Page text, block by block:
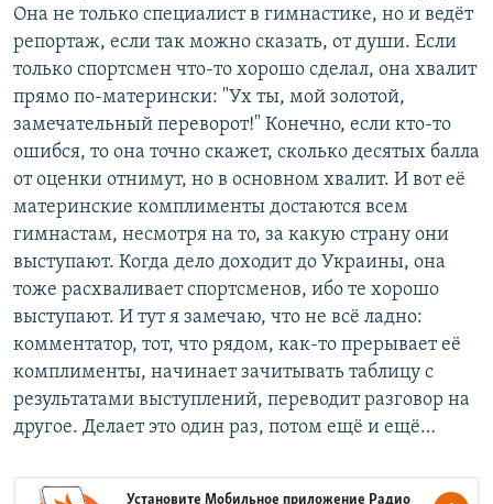
Она не только специалист в гимнастике, но и ведёт
репортаж, если так можно сказать, от души. Если
только спортсмен что-то хорошо сделал, она хвалит
прямо по-матерински: "Ух ты, мой золотой,
замечательный переворот!" Конечно, если кто-то
ошибся, то она точно скажет, сколько десятых балла
от оценки отнимут, но в основном хвалит. И вот её
материнские комплименты достаются всем
гимнастам, несмотря на то, за какую страну они
выступают. Когда дело доходит до Украины, она
тоже расхваливает спортсменов, ибо те хорошо
выступают. И тут я замечаю, что не всё ладно:
комментатор, тот, что рядом, как-то прерывает её
комплименты, начинает зачитывать таблицу с
результатами выступлений, переводит разговор на
другое. Делает это один раз, потом ещё и ещё…
Установите Мобильное приложение Радио